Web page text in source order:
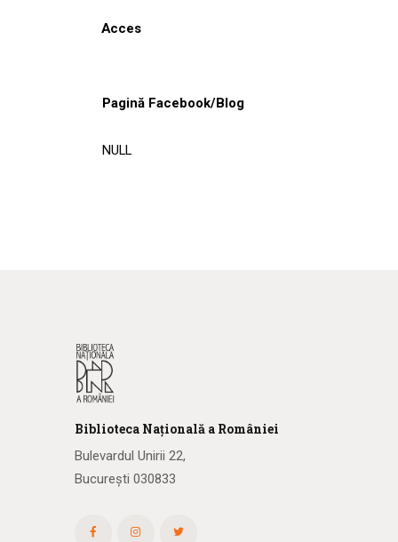
Acces
Pagină Facebook/Blog
NULL
Biblioteca Națională a României
Bulevardul Unirii 22,
București 030833